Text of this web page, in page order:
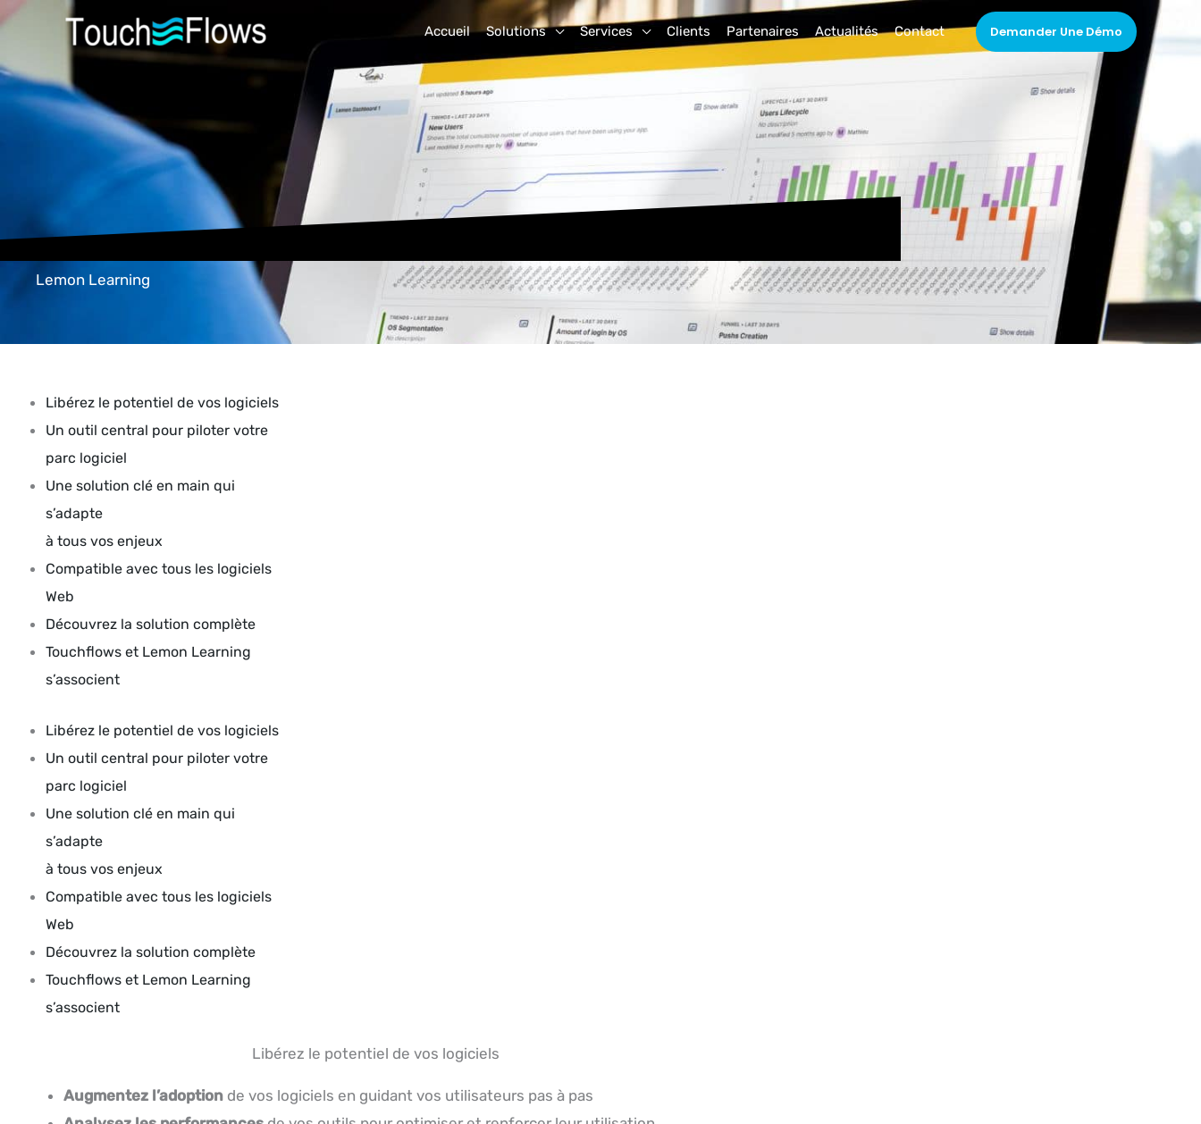
Aller
contenu
Accueil Solutions Services Clients Partenaires Actualités Contact Demander Une Démo
Lemon Learning
Libérez le potentiel de vos logiciels
Un outil central pour piloter votre
parc logiciel
Une solution clé en main qui
s’adapte
à tous vos enjeux
Compatible avec tous les logiciels
Web
Découvrez la solution complète
Touchflows et Lemon Learning
s’associent
Libérez le potentiel de vos logiciels
Un outil central pour piloter votre
parc logiciel
Une solution clé en main qui
s’adapte
à tous vos enjeux
Compatible avec tous les logiciels
Web
Découvrez la solution complète
Touchflows et Lemon Learning
s’associent
Libérez le potentiel de vos logiciels
Augmentez l’adoption de vos logiciels en guidant vos utilisateurs pas à pas